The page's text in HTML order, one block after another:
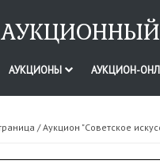
АУКЦИОНЫ АУКЦИОН-
/Аукцион "Советское